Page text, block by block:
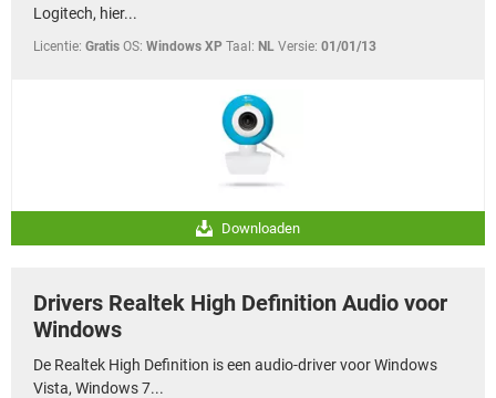
Logitech, hier...
Licentie: Gratis OS: Windows XP Taal: NL Versie: 01/01/13
Downloaden
Drivers Realtek High Definition Audio voor
Windows
De Realtek High Definition is een audio-driver voor Windows
Vista, Windows 7...